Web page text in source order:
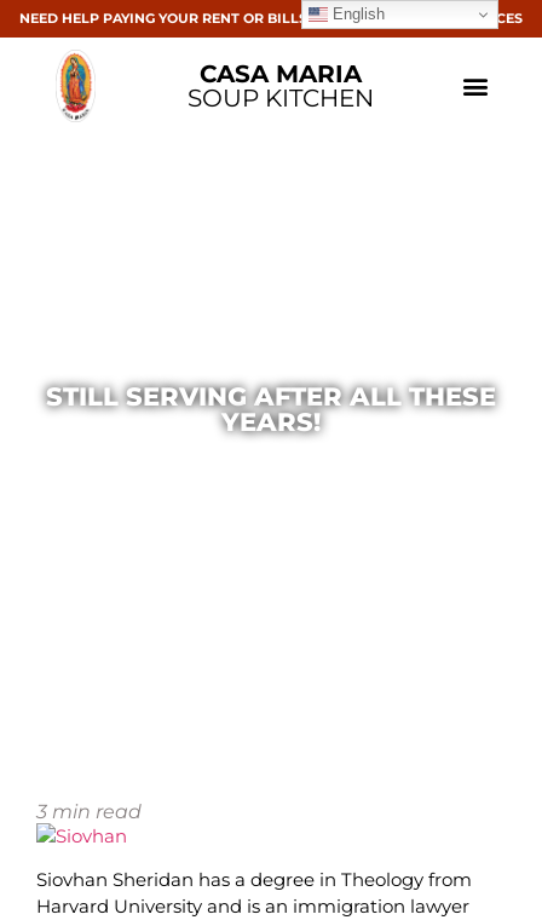
NEED HELP PAYING YOUR RENT OR BILLS? CLICK HERE FOR RESOURCES
CASA MARIA
SOUP KITCHEN
STILL SERVING AFTER ALL THESE
YEARS!
3 min read
Siovhan Sheridan has a degree in Theology from
Harvard University and is an immigration lawyer
English